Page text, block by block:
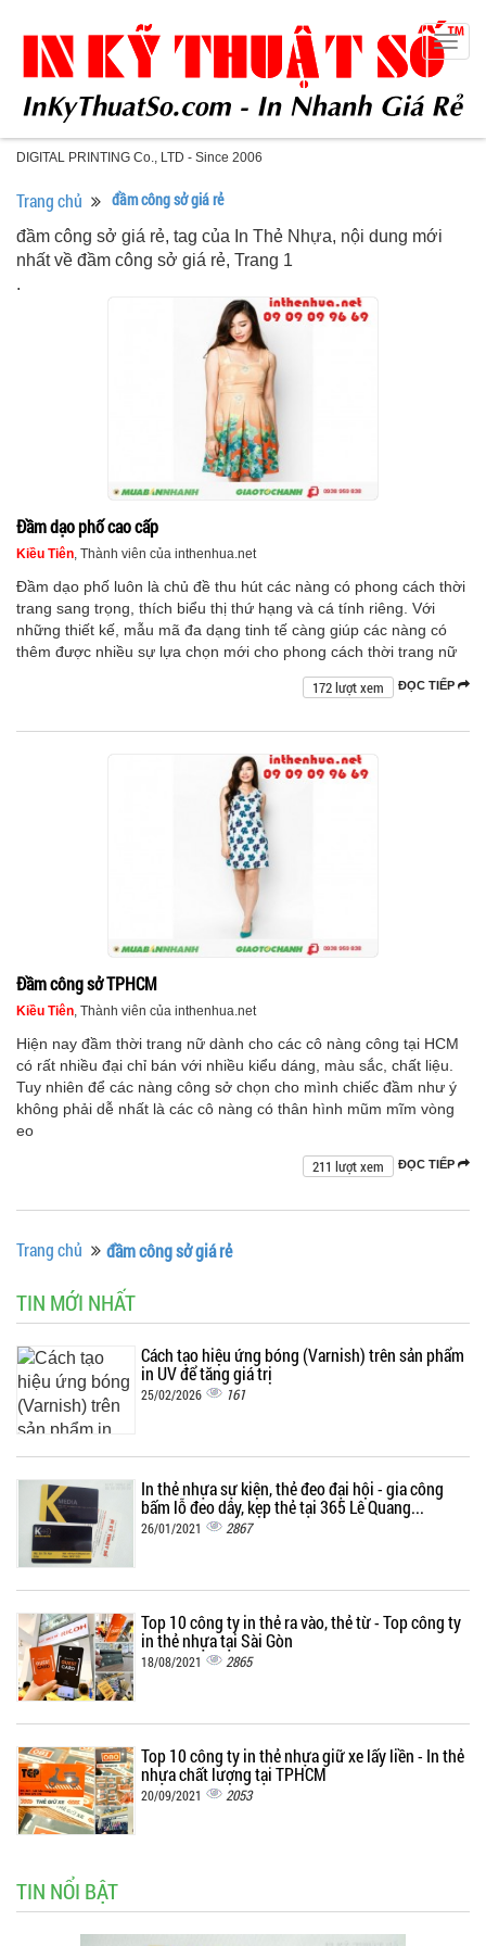
DIGITAL PRINTING Co., LTD - Since 2006
Trang chủ đầm công sở giá rẻ
đầm công sở giá rẻ, tag của In Thẻ Nhựa, nội dung mới
nhất về đầm công sở giá rẻ, Trang 1
.
Đầm dạo phố cao cấp
Kiều Tiên, Thành viên của inthenhua.net
Đầm dạo phố luôn là chủ đề thu hút các nàng có phong cách thời
trang sang trọng, thích biểu thị thứ hạng và cá tính riêng. Với
những thiết kế, mẫu mã đa dạng tinh tế càng giúp các nàng có
thêm được nhiều sự lựa chọn mới cho phong cách thời trang nữ
ĐỌC TIẾP
172 lượt xem
Đầm công sở TPHCM
Kiều Tiên, Thành viên của inthenhua.net
Hiện nay đầm thời trang nữ dành cho các cô nàng công tại HCM
có rất nhiều đại chỉ bán với nhiều kiểu dáng, màu sắc, chất liệu.
Tuy nhiên để các nàng công sở chọn cho mình chiếc đầm như ý
không phải dễ nhất là các cô nàng có thân hình mũm mĩm vòng
eo
ĐỌC TIẾP
211 lượt xem
Trang chủ đầm công sở giá rẻ
TIN MỚI NHẤT
Cách tạo hiệu ứng bóng (Varnish) trên sản phẩm
in UV để tăng giá trị
25/02/2026 161
In thẻ nhựa sự kiện, thẻ đeo đại hội - gia công
bấm lỗ đeo dây, kẹp thẻ tại 365 Lê Quang...
26/01/2021 2867
Top 10 công ty in thẻ ra vào, thẻ từ - Top công ty
in thẻ nhựa tại Sài Gòn
18/08/2021 2865
Top 10 công ty in thẻ nhựa giữ xe lấy liền - In thẻ
nhựa chất lượng tại TPHCM
20/09/2021 2053
TIN NỔI BẬT